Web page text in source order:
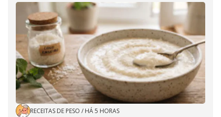
RECEITAS DE PESO / HÁ 5 HORAS